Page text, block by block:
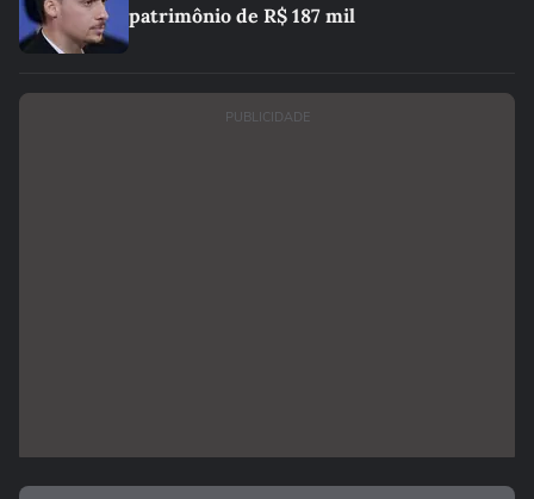
patrimônio de R$ 187 mil
PUBLICIDADE